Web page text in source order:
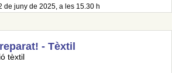
de juny de 2025, a les 15.30 h
- Tèxtil
tèxtil